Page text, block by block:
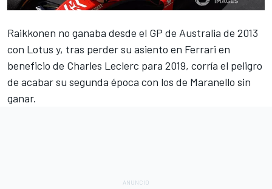
Raikkonen no ganaba desde el GP de Australia de 2013
con Lotus y, tras perder su asiento en Ferrari en
beneficio de Charles Leclerc para 2019, corría el peligro
de acabar su segunda época con los de Maranello sin
ganar.